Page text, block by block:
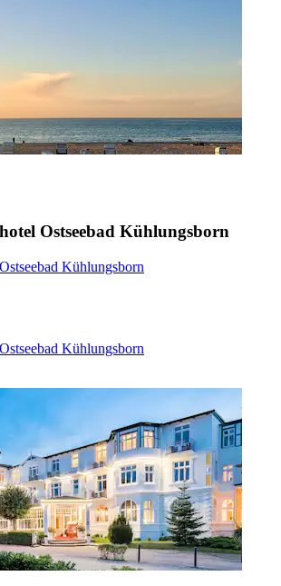
Ostseebad Kühlungsborn
Kühlungsborn
Kühlungsborn